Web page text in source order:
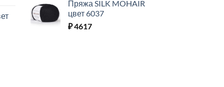
Пряжа SILK MOHAIR
цвет 6037
₽4617